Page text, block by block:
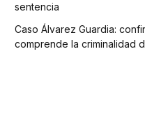
sentencia
Caso Álvarez Guardia:
comprende la criminalidad